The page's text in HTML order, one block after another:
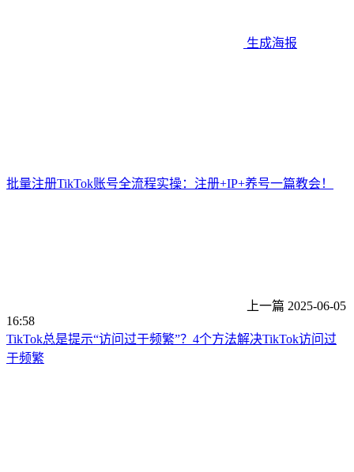
生成海报
批量注册TikTok账号全流程实操：注册+IP+养号一篇教会！
上一篇 2025-06-05
16:58
TikTok总是提示“访问过于频繁”？4个方法解决TikTok访问过
于频繁